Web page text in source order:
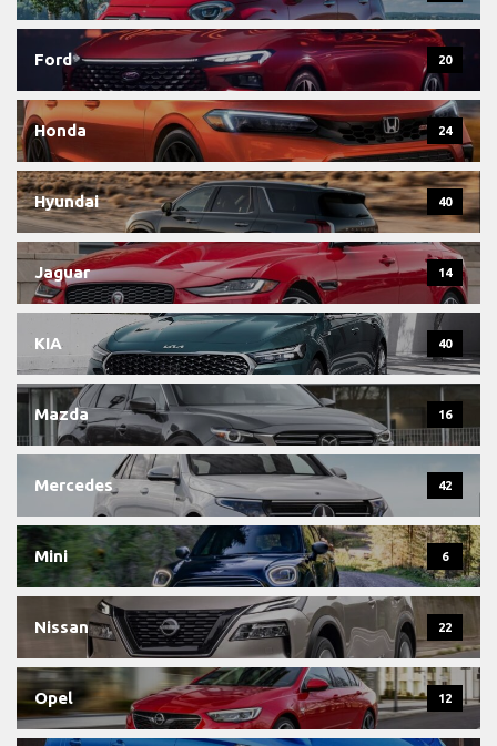
Ford 20
Honda 24
Hyundai 40
Jaguar 14
KIA 40
Mazda 16
Mercedes 42
Mini 6
Nissan 22
Opel 12